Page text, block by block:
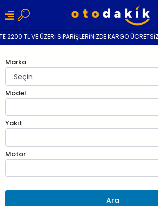
2200 TL VE ÜZERİ SİPARİŞLERİNİZDE KARGO ÜCRETSİZ
Marka
Model
Yakıt
Motor
Ara